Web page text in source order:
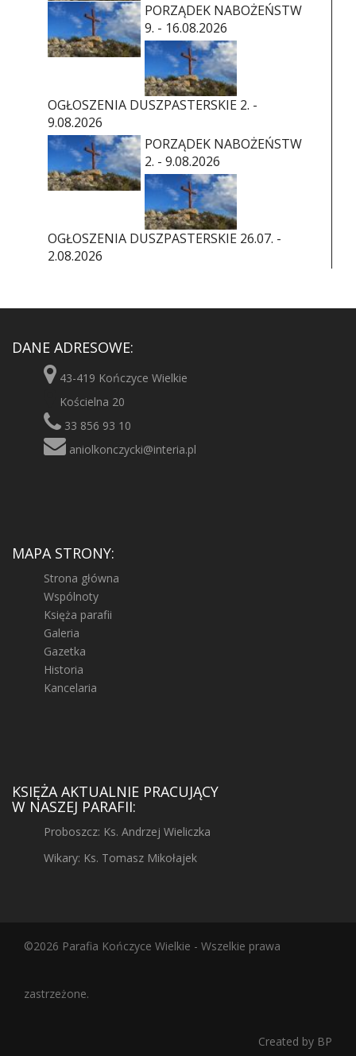
PORZĄDEK NABOŻEŃSTW
9. - 16.08.2026
OGŁOSZENIA DUSZPASTERSKIE 2. -
9.08.2026
PORZĄDEK NABOŻEŃSTW
2. - 9.08.2026
OGŁOSZENIA DUSZPASTERSKIE 26.07. -
2.08.2026
DANE ADRESOWE:
43-419 Kończyce Wielkie
Kościelna 20
33 856 93 10
aniolkonczycki@interia.pl
MAPA STRONY:
Strona główna
Wspólnoty
Księża parafii
Galeria
Gazetka
Historia
Kancelaria
KSIĘŻA AKTUALNIE PRACUJĄCY
W NASZEJ PARAFII:
Proboszcz: Ks. Andrzej Wieliczka
Wikary: Ks. Tomasz Mikołajek
©2026 Parafia Kończyce Wielkie - Wszelkie prawa
zastrzeżone.
Created by BP